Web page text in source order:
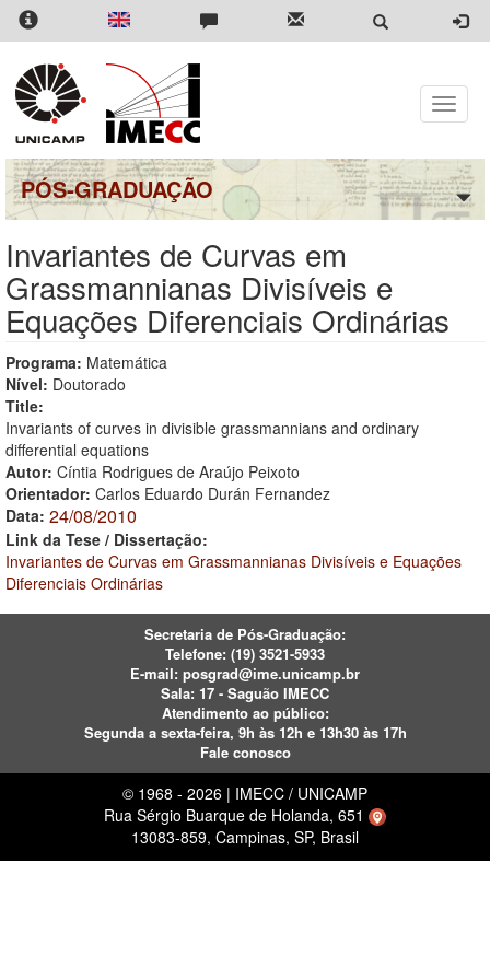
Pular
para
conteúdo
principal
Toggle
PÓS-GRADUAÇÃO
Invariantes de Curvas em
Grassmannianas Divisíveis e
Equações Diferenciais Ordinárias
Programa: Matemática
Nível: Doutorado
Title:
Invariants of curves in divisible grassmannians and ordinary
differential equations
Autor: Cíntia Rodrigues de Araújo Peixoto
Orientador: Carlos Eduardo Durán Fernandez
Data: 24/08/2010
Link da Tese / Dissertação:
Invariantes de Curvas em Grassmannianas Divisíveis e Equações
Diferenciais Ordinárias
Secretaria de Pós-Graduação:
Telefone: (19) 3521-5933
E-mail: posgrad@ime.unicamp.br
Sala: 17 - Saguão IMECC
Atendimento ao público:
Segunda a sexta-feira, 9h às 12h e 13h30 às 17h
Fale conosco
© 1968 - 2026 | IMECC / UNICAMP
Rua Sérgio Buarque de Holanda, 651
13083-859, Campinas, SP, Brasil